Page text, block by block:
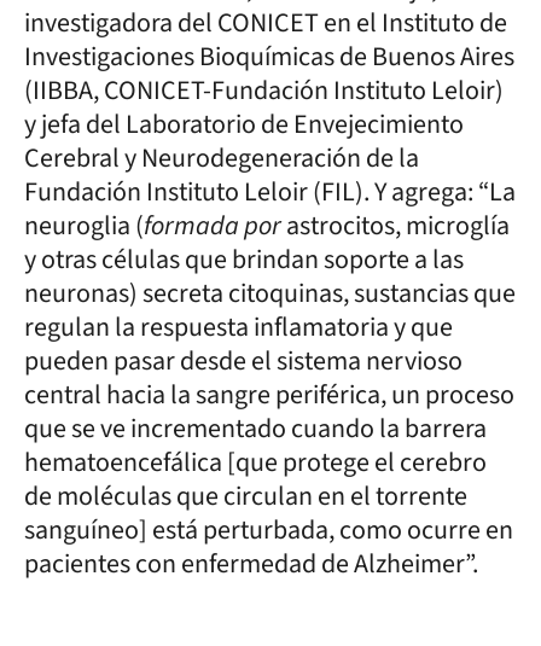
investigadora del CONICET en el Instituto de
Investigaciones Bioquímicas de Buenos Aires
(IIBBA, CONICET-Fundación Instituto Leloir)
y jefa del Laboratorio de Envejecimiento
Cerebral y Neurodegeneración de la
Fundación Instituto Leloir (FIL). Y agrega: “La
neuroglia (formada porastrocitos, microglía
y otras células que brindan soporte a las
neuronas) secreta citoquinas, sustancias que
regulan la respuesta inflamatoria y que
pueden pasar desde el sistema nervioso
central hacia la sangre periférica, un proceso
que se ve incrementado cuando la barrera
hematoencefálica [que protege el cerebro
de moléculas que circulan en el torrente
sanguíneo] está perturbada, como ocurre en
pacientes con enfermedad de Alzheimer”.